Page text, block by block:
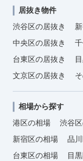
居抜き物件
渋谷区の居抜き
中央区の居抜き
台東区の居抜き
文京区の居抜き
相場から探す
港区の相場
渋谷
新宿区の相場
品
台東区の相場
目